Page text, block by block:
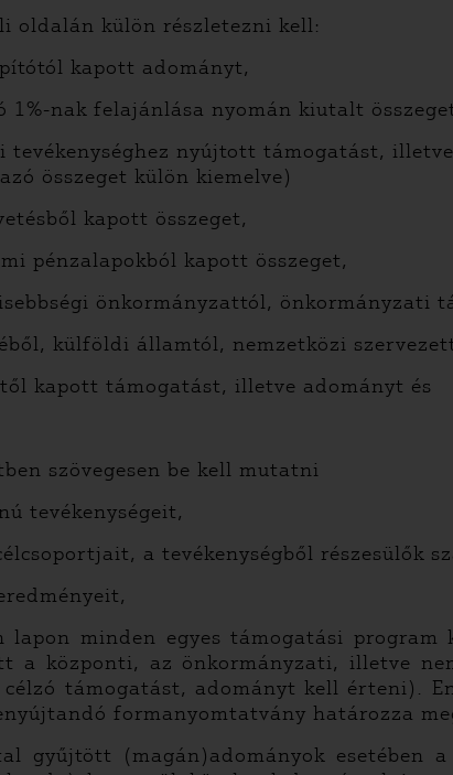
oldalán külön részletezni kell:
kapott adományt,
1%-nak felajánlása nyomán kiutalt
tevékenységhez nyújtott támogatást,
összeget külön kiemelve)
kapott összeget,
pénzalapokból kapott összeget,
önkormányzattól, önkormányzati
külföldi államtól, nemzetközi
kapott támogatást, illetve adományt és
szövegesen be kell mutatni
tevékenységeit,
a tevékenységből részesülők
minden egyes támogatási program
a központi, az önkormányzati, illetve
támogatást, adományt kell érteni).
formanyomtatvány határozza
gyűjtött (magán)adományok esetében